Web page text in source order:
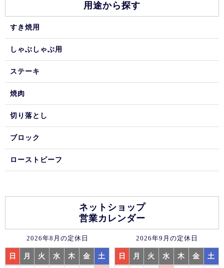
用途から探す
すき焼用
しゃぶしゃぶ用
ステーキ
焼肉
切り落とし
ブロック
ローストビーフ
ネットショップ
営業カレンダー
2026年8月の定休日
日 月 火 水 木 金 土
2026年9月の定休日
日 月 火 水 木 金 土